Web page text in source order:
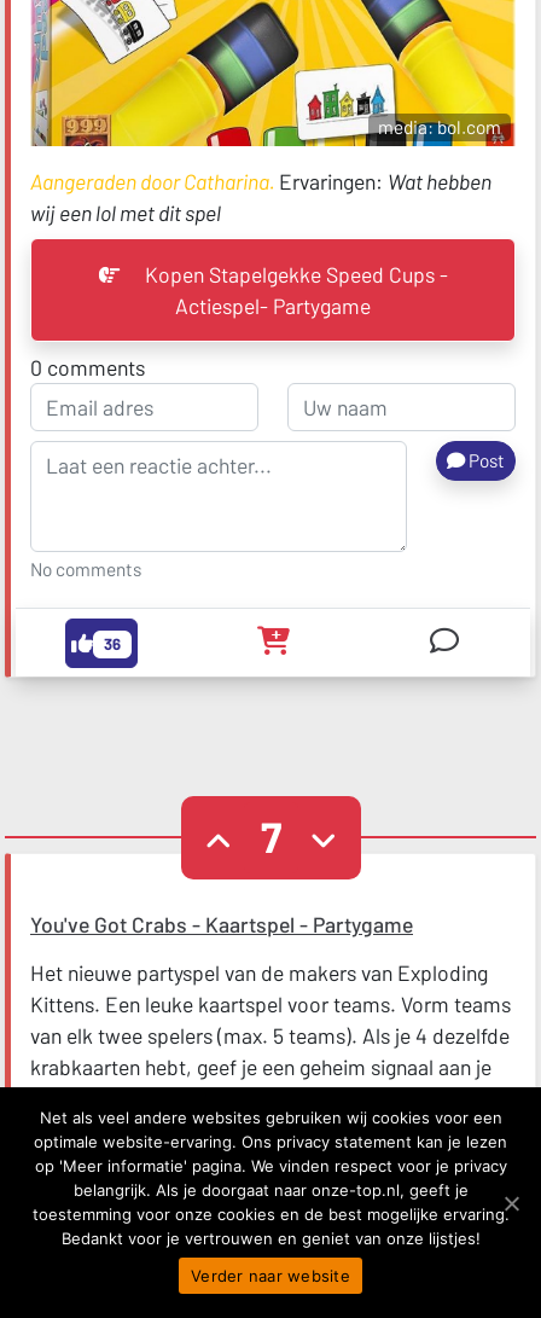
media: bol.com
Aangeraden door Catharina. Ervaringen: Wat hebben
wij een lol met dit spel
Kopen Stapelgekke Speed Cups -
Actiespel- Partygame
0 comments
Post
No comments
36
7
You've Got Crabs - Kaartspel - Partygame
Het nieuwe partyspel van de makers van Exploding
Kittens. Een leuke kaartspel voor teams. Vorm teams
van elk twee spelers (max. 5 teams). Als je 4 dezelfde
krabkaarten hebt, geef je een geheim signaal aan je
screeuw 'YOU’VE GOT CRABS!' en win de ronde.
Als je het mis hebt, steelt het andere team een
krabfiche van de beschuldigende speler. {#
Koopadvies: geweldig kaartspel om met uw
kinderen te spelen terwijl u op vakantie bent
Dit kaartspel is geschikt voor 4 tot 10 spelers.
Net als veel andere websites gebruiken wij cookies voor een
optimale website-ervaring. Ons privacy statement kan je lezen
op 'Meer informatie' pagina. We vinden respect voor je privacy
belangrijk. Als je doorgaat naar onze-top.nl, geeft je
toestemming voor onze cookies en de best mogelijke ervaring.
Bedankt voor je vertrouwen en geniet van onze lijstjes!
Verder naar website